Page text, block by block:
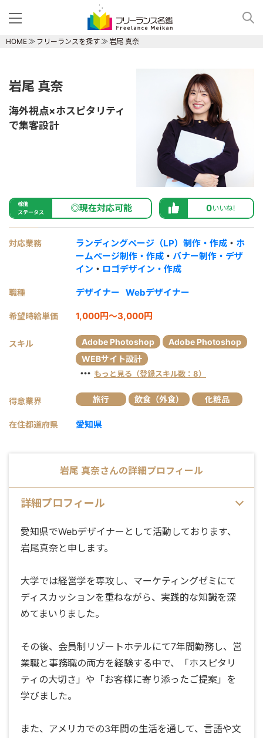
HOME フリーランスを探す 岩尾 真奈
岩尾 真奈
海外視点×ホスピタリティ
で集客設計
稼働
ステータス
◎現在対応可能 0いいね!
対応業務 ランディングページ（LP）制作・作成 ・ ホ
ームページ制作・作成 ・ バナー制作・デザ
イン ・ ロゴデザイン・作成
職種 デザイナー Webデザイナー
希望時給単価 1,000円～3,000円
スキル Adobe Photoshop
Adobe Photoshop
WEBサイト設計
・・・ もっと見る（登録スキル数：8）
得意業界 旅行 飲食（外食） 化粧品
在住都道府県 愛知県
岩尾 真奈さんの詳細プロフィール
詳細プロフィール
愛知県でWebデザイナーとして活動しております、
岩尾真奈と申します。
大学では経営学を専攻し、マーケティングゼミにて
ディスカッションを重ねながら、実践的な知識を深
めてまいりました。
その後、会員制リゾートホテルにて7年間勤務し、営
業職と事務職の両方を経験する中で、「ホスピタリ
ティの大切さ」や「お客様に寄り添ったご提案」を
学びました。
また、アメリカでの3年間の生活を通して、言語や文